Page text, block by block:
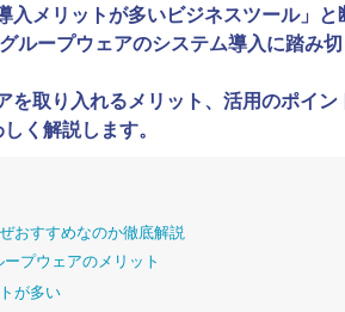
入メリットが多いビジネスツール」
ループウェアのシステム導入に踏み
を取り入れるメリット、活用のポイ
く解説します。
おすすめなのか徹底解説
プウェアのメリット
が多い